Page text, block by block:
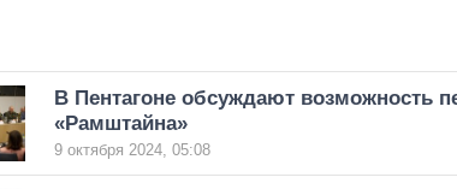
В Пентагоне обсуждают возможность
«Рамштайна»
9 октября 2024, 05:08